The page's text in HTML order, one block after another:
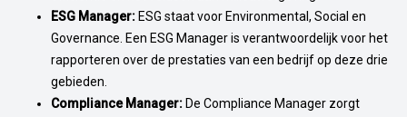
ESG Manager: ESG staat voor Environmental, Social en
Governance. Een ESG Manager is verantwoordelijk voor het
rapporteren over de prestaties van een bedrijf op deze drie
gebieden.
Compliance Manager: De Compliance Manager zorgt